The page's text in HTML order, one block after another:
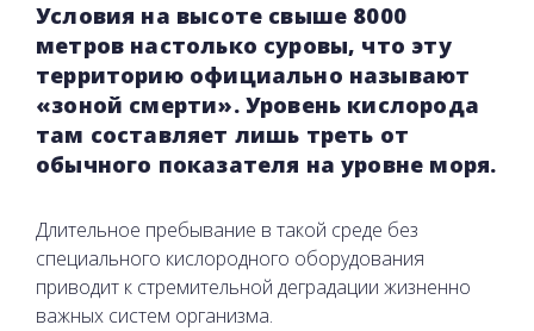
Условия на высоте свыше 8000
метров настолько суровы, что эту
территорию официально называют
«зоной смерти». Уровень кислорода
там составляет лишь треть от
обычного показателя на уровне моря.
Длительное пребывание в такой среде без
специального кислородного оборудования
приводит к стремительной деградации жизненно
важных систем организма.